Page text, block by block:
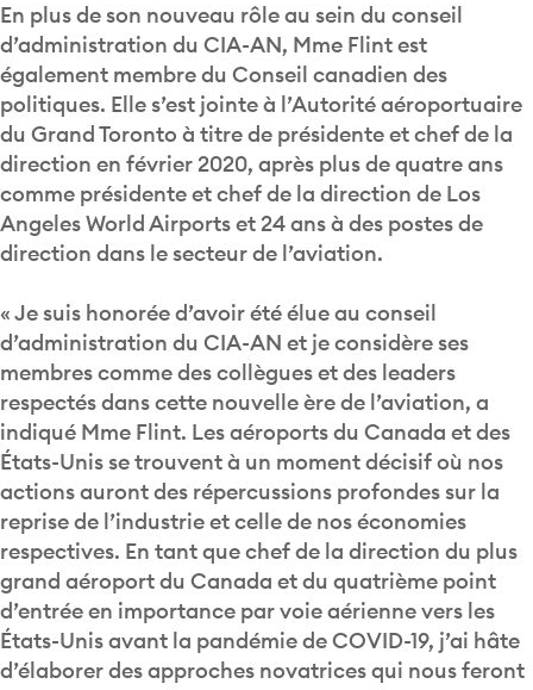
En plus de son nouveau rôle au sein du conseil
d’administration du CIA-AN, Mme Flint est
également membre du Conseil canadien des
politiques. Elle s’est jointe à l’Autorité aéroportuaire
du Grand Toronto à titre de présidente et chef de la
direction en février 2020, après plus de quatre ans
comme présidente et chef de la direction de Los
Angeles World Airports et 24 ans à des postes de
direction dans le secteur de l’aviation.
« Je suis honorée d’avoir été élue au conseil
d’administration du CIA-AN et je considère ses
membres comme des collègues et des leaders
respectés dans cette nouvelle ère de l’aviation, a
indiqué Mme Flint. Les aéroports du Canada et des
États-Unis se trouvent à un moment décisif où nos
actions auront des répercussions profondes sur la
reprise de l’industrie et celle de nos économies
respectives. En tant que chef de la direction du plus
grand aéroport du Canada et du quatrième point
d’entrée en importance par voie aérienne vers les
États-Unis avant la pandémie de COVID-19, j’ai hâte
d’élaborer des approches novatrices qui nous feront